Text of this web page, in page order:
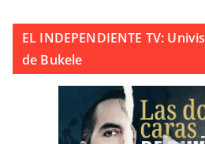
EL INDEPENDIENTE TV:
de Bukele